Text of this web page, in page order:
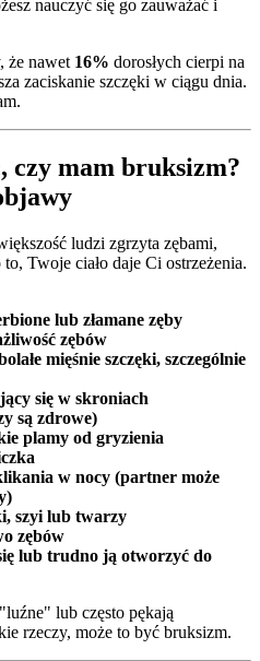
nauczyć się go zauważać i
że nawet 16% dorosłych cierpi na
zaciskanie szczęki w ciągu dnia.
czy mam bruksizm?
ludzi zgrzyta zębami,
Twoje ciało daje Ci ostrzeżenia.
lub złamane zęby
zębów
mięśnie szczęki, szczególnie
się w skroniach
są zdrowe)
plamy od gryzienia
w nocy (partner może
szyi lub twarzy
zębów
lub trudno ją otworzyć do
lub często pękają
rzeczy, może to być bruksizm.